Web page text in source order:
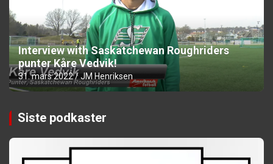
Interview with Saskatchewan Roughriders
punter Kåre Vedvik!
31. mars 2022 JM Henriksen
Siste podkaster